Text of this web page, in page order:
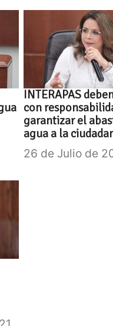
INTERAPAS
con
garantizar el
agua a la
26 de Julio de